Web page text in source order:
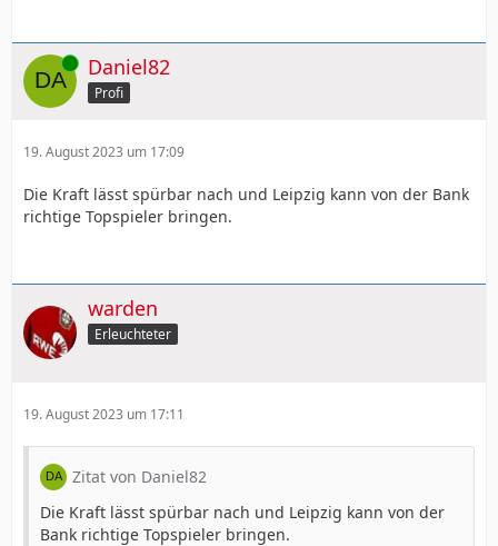
Online Daniel82
Profi
19. August 2023 um 17:09
Die Kraft lässt spürbar nach und Leipzig kann von der Bank
richtige Topspieler bringen.
warden
Erleuchteter
19. August 2023 um 17:11
Zitat von Daniel82
Die Kraft lässt spürbar nach und Leipzig kann von der
Bank richtige Topspieler bringen.